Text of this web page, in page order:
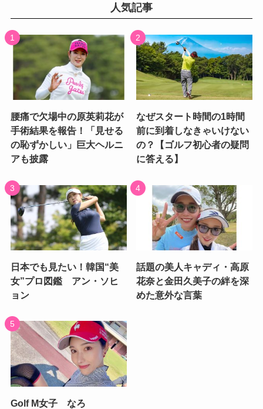
人気記事
腰痛で欠場中の原英莉花が
手術結果を報告！「見せる
の恥ずかしい」巨大ヘルニ
アも披露
なぜスタート時間の1時間
前に到着しなきゃいけない
の？【ゴルフ初心者の疑問
に答える】
日本でも見たい！韓国“美
女”プロ図鑑 アン・ソヒ
ョン
話題の美人キャディ・高原
花奈と金田久美子の絆を深
めた意外な言葉
Golf M女子 なろ